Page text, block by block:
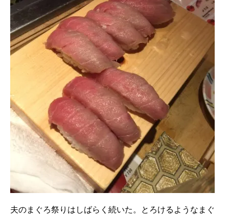
夫のまぐろ祭りはしばらく続いた。とろけるようなまぐ